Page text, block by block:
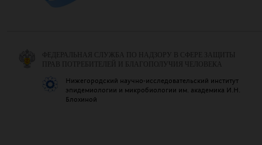
ФЕДЕРАЛЬНАЯ СЛУЖБА ПО НАДЗОРУ В СФЕРЕ ЗАЩИТЫ
ПРАВ ПОТРЕБИТЕЛЕЙ И БЛАГОПОЛУЧИЯ ЧЕЛОВЕКА
Нижегородский научно-исследовательский институт
эпидемиологии и микробиологии им. академика И.Н.
Блохиной